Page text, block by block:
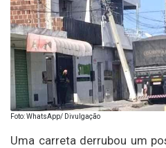
Foto: WhatsApp/ Divulgação
Uma carreta derrubou um